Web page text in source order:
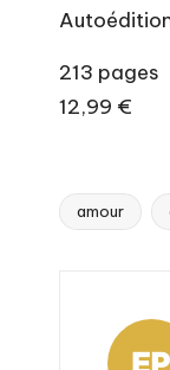
213 pages
12,99 €
Tags:
amour